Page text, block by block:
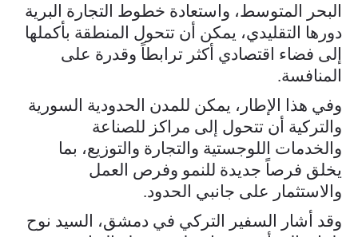
البحر المتوسط، واستعادة خطوط التجارة البرية
دورها التقليدي، يمكن أن تتحول المنطقة بأكملها
إلى فضاء اقتصادي أكثر ترابطاً وقدرة على
المنافسة.
وفي هذا الإطار، يمكن للمدن الحدودية السورية
والتركية أن تتحول إلى مراكز للصناعة
والخدمات اللوجستية والتجارة والتوزيع، بما
يخلق فرصاً جديدة للنمو وفرص العمل
والاستثمار على جانبي الحدود.
وقد أشار السفير التركي في دمشق، السيد نوح